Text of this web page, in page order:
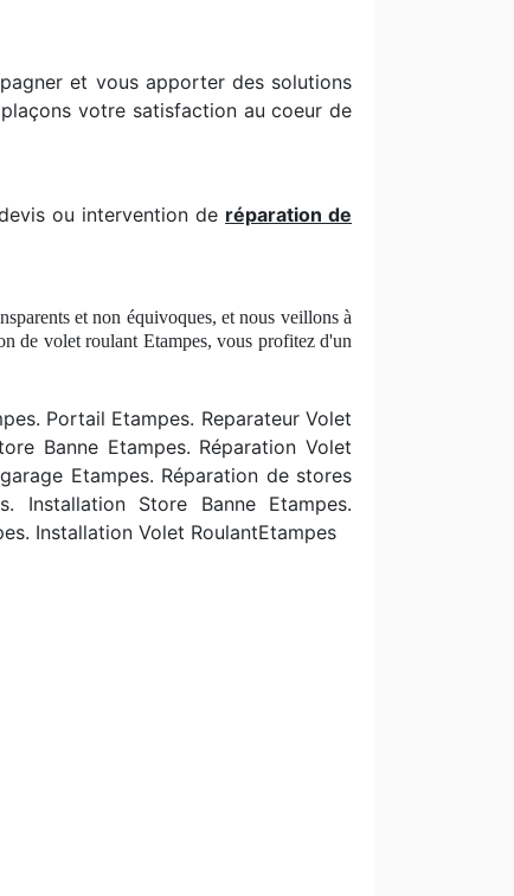
et vous apporter des solutions
votre satisfaction au coeur de
ou intervention de réparation de
et non équivoques, et nous veillons à
de volet roulant Etampes, vous profitez d'un
Portail Etampes. Reparateur Volet
Banne Etampes. Réparation Volet
Etampes. Réparation de stores
Installation Store Banne Etampes.
Installation Volet RoulantEtampes